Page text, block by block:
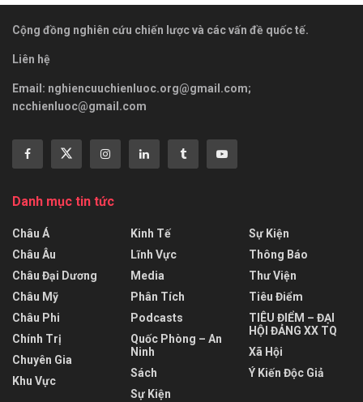
Cộng đồng nghiên cứu chiến lược và các vấn đề quốc tế.
Liên hệ
Email: nghiencuuchienluoc.org@gmail.com;
ncchienluoc@gmail.com
Danh mục tin tức
Châu Á
Châu Âu
Châu Đại Dương
Châu Mỹ
Châu Phi
Chính Trị
Chuyên Gia
Khu Vực
Kinh Tế
Lĩnh Vực
Media
Phân Tích
Podcasts
Quốc Phòng – An
Ninh
Sách
Sự Kiện
Sự Kiện
Thông Báo
Thư Viện
Tiêu Điểm
TIÊU ĐIỂM – ĐẠI
HỘI ĐẢNG XX TQ
Xã Hội
Ý Kiến Độc Giả